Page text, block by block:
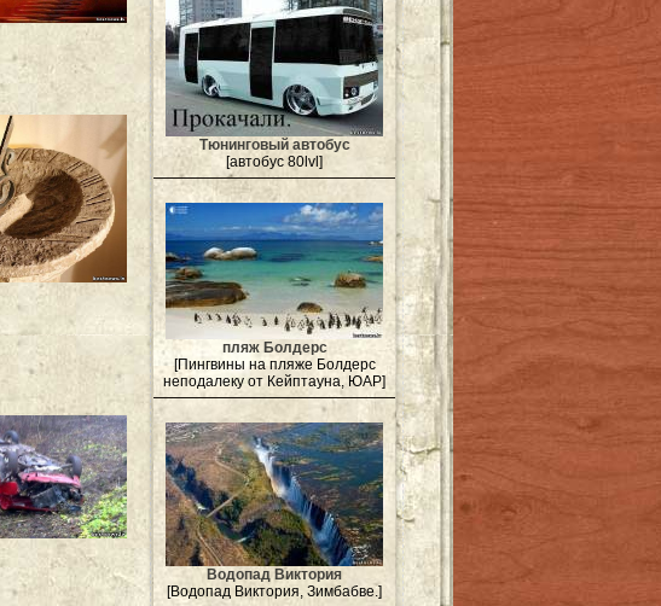
Тюнинговый автобус
[автобус 80lvl]
пляж Болдерс
[Пингвины на пляже Болдерс
неподалеку от Кейптауна, ЮАР]
Водопад Виктория
[Водопад Виктория, Зимбабве.]